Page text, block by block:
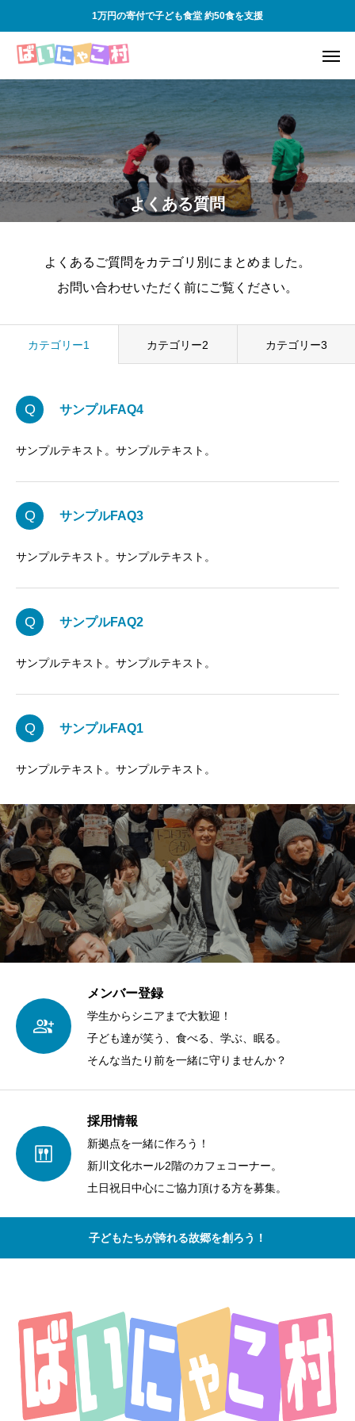
1万円の寄付で子ども食堂 約50食を支援
よくある質問
よくあるご質問をカテゴリ別にまとめました。
お問い合わせいただく前にご覧ください。
カテゴリー1 カテゴリー2 カテゴリー3
Q サンプルFAQ4
サンプルテキスト。サンプルテキスト。
Q サンプルFAQ3
サンプルテキスト。サンプルテキスト。
Q サンプルFAQ2
サンプルテキスト。サンプルテキスト。
Q サンプルFAQ1
サンプルテキスト。サンプルテキスト。
メンバー登録
学生からシニアまで大歓迎！
子ども達が笑う、食べる、学ぶ、眠る。
そんな当たり前を一緒に守りませんか？
採用情報
新拠点を一緒に作ろう！
新川文化ホール2階のカフェコーナー。
土日祝日中心にご協力頂ける方を募集。
子どもたちが誇れる故郷を創ろう！